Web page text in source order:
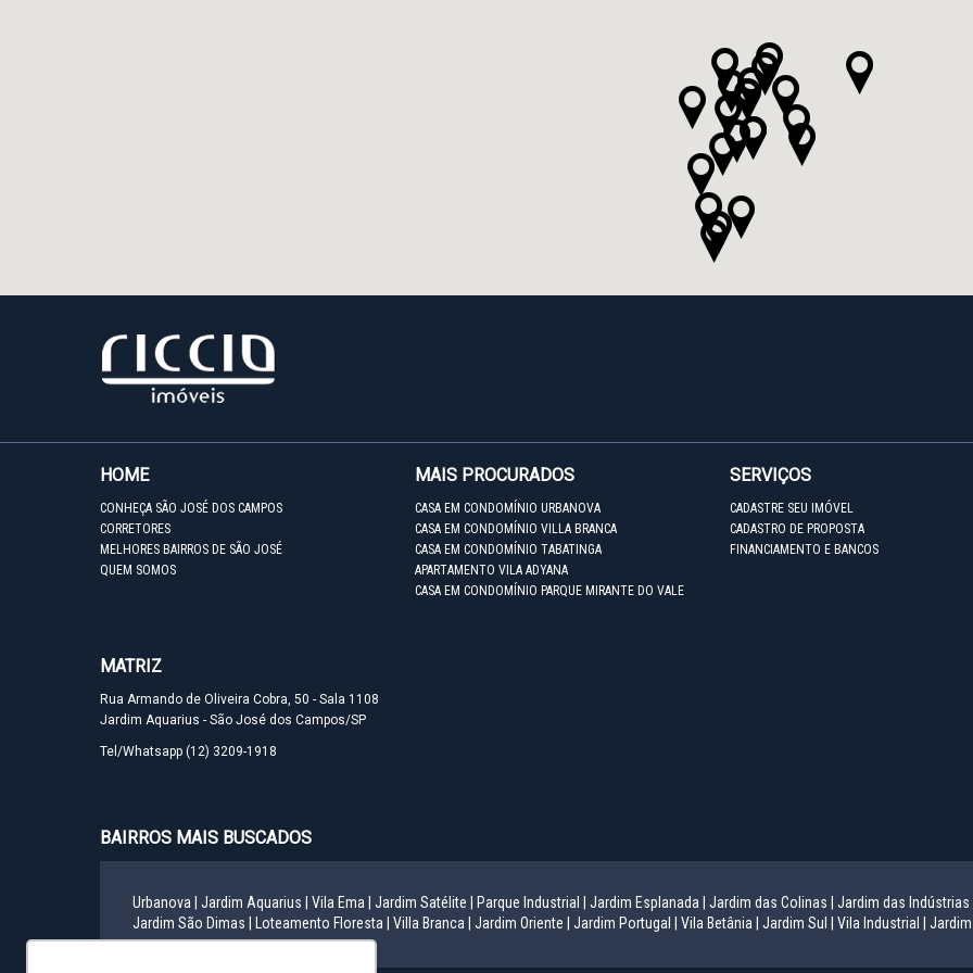
HOME
CONHEÇA SÃO JOSÉ DOS CAMPOS
CORRETORES
MELHORES BAIRROS DE SÃO JOSÉ
QUEM SOMOS
MAIS PROCURADOS
CASA EM CONDOMÍNIO URBANOVA
CASA EM CONDOMÍNIO VILLA BRANCA
CASA EM CONDOMÍNIO TABATINGA
APARTAMENTO VILA ADYANA
CASA EM CONDOMÍNIO PARQUE MIRANTE DO VALE
SERVIÇOS
CADASTRE SEU IMÓVEL
CADASTRO DE PROPOSTA
FINANCIAMENTO E BANCOS
MATRIZ
Rua Armando de Oliveira Cobra, 50 - Sala 1108
Jardim Aquarius - São José dos Campos/SP
Tel/Whatsapp (12) 3209-1918
BAIRROS MAIS BUSCADOS
Urbanova | Jardim Aquarius | Vila Ema | Jardim Satélite | Parque Industrial | Jardim Esplanada | Jardim das Colinas | Jardim das Indústrias |
Jardim São Dimas |
Loteamento Floresta | Villa Branca | Jardim Oriente | Jardim Portugal | Vila Betânia | Jardim Sul | Vila Industrial |